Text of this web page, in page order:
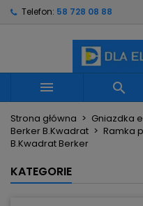
Telefon: 58 728 08 88
 
Strona główna Gniazdka
Berker B.Kwadrat
Ramka
B.Kwadrat Berker
KATEGORIE
Utwórz nową listę
Nazwa listy życzeń
Musisz być
swojej liście życzeń.